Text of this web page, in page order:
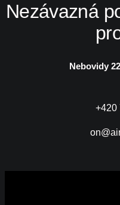
Nezávazná
Nebovidy
+420